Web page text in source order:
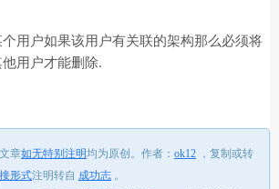
个用户如果该用户有关联的架构那么必须将
用户才能删除.
章如无特别注明均为原创。 作者： ok12 ， 复制或转
形式注明转自 成功志 。